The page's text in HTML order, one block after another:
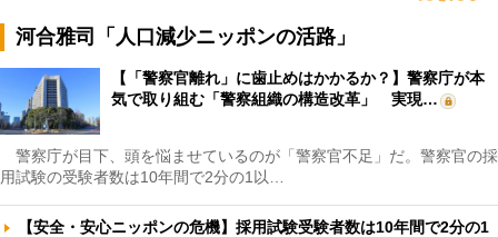
河合雅司「人口減少ニッポンの活路」
【「警察官離れ」に歯止めはかかるか？】警察庁が本
気で取り組む「警察組織の構造改革」 実現…
警察庁が目下、頭を悩ませているのが「警察官不足」だ。警察官の採
用試験の受験者数は10年間で2分の1以…
【安全・安心ニッポンの危機】採用試験受験者数は10年間で2分の1